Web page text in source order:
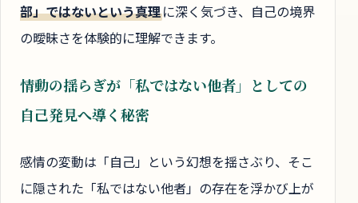
部」ではないという真理に深く気づき、自己の境界
の曖昧さを体験的に理解できます。
情動の揺らぎが「私ではない他者」としての
自己発見へ導く秘密
感情の変動は「自己」という幻想を揺さぶり、そこ
に隠された「私ではない他者」の存在を浮かび上が